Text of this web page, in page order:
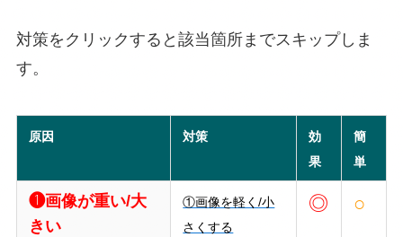
対策をクリックすると該当箇所までスキップしま
す。
原因 対策
効
果
簡
単
❶画像が重い/大
きい
①画像を軽く/小
さくする
◎ ○